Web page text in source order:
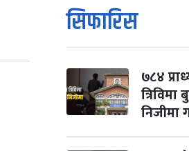
१
आइत
कार्तिक सङ्क्रान्ति
कार्तिक १, २०८३
मंगल कार्तिक ३, २०८३ -Oct
४ विजयादशमी
कार्तिक ४, २०८३-Oct
सिफारिस
७८४
निजीमा